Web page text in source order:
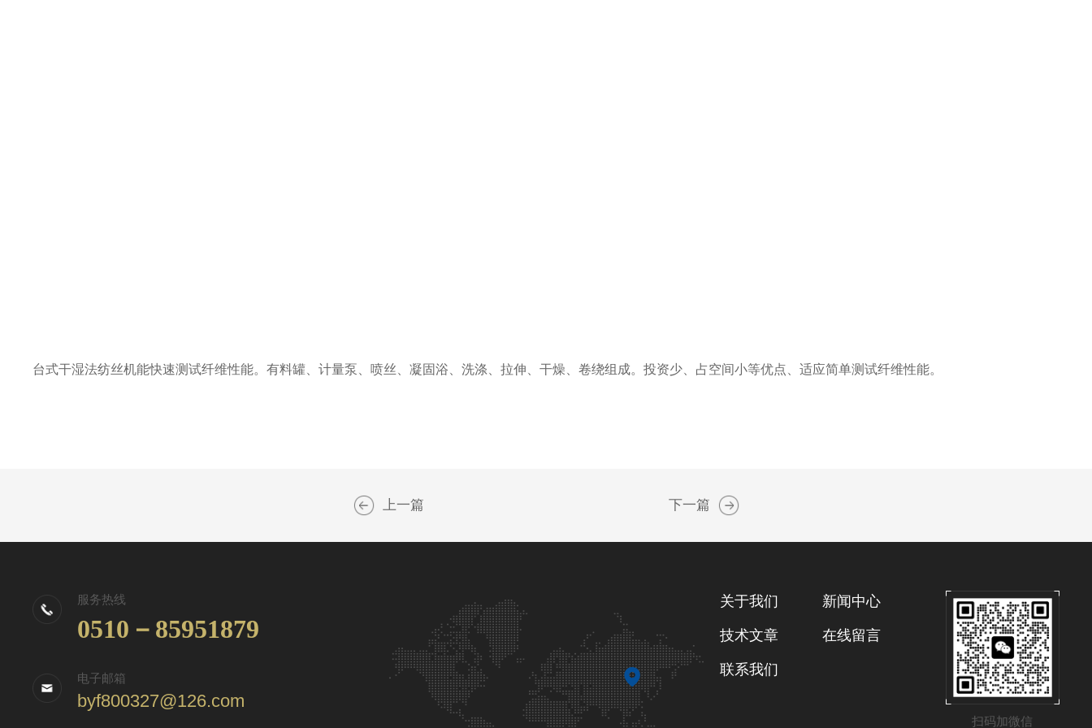
台式干湿法纺丝机能快速测试纤维性能。有料罐、计量泵、喷丝、凝固浴、洗涤、拉伸、干燥、卷绕组成。投资少、占空间小等优点、适应简单测试纤维性能。
上一篇 下一篇
服务热线
0510－85951879
电子邮箱
byf800327@126.com
扫码加微信
关于我们 新闻中心
技术文章 在线留言
联系我们